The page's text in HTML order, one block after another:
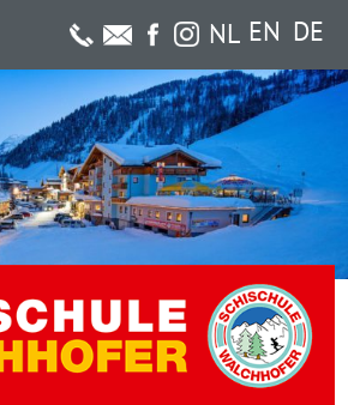
EN DE
NL